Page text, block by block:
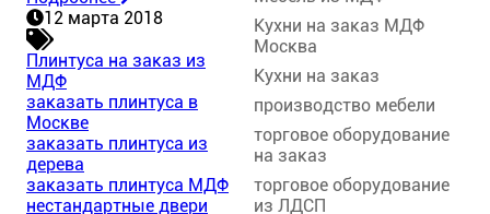
12 марта 2018
Плинтуса на заказ из
МДФ
заказать плинтуса в
Москве
заказать плинтуса из
дерева
заказать плинтуса МДФ
нестандартные двери
Кухни на заказ МДФ
Москва
Кухни на заказ
производство мебели
торговое оборудование
на заказ
торговое оборудование
из ЛДСП